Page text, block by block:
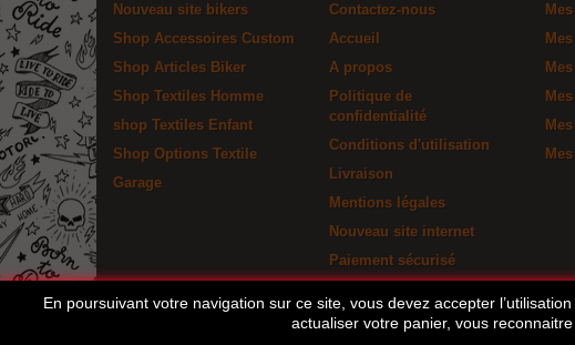
Nouveau site bikers
Shop Accessoires Custom
Shop Articles Biker
Shop Textiles Homme
shop Textiles Enfant
Shop Options Textile
Garage
Contactez-nous
Accueil
A propos
Politique de
confidentialité
Conditions d'utilisation
Livraison
Mentions légales
Nouveau site internet
Paiement sécurisé
En poursuivant votre navigation sur ce site, vous devez accepter
actualiser votre panier, vous